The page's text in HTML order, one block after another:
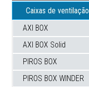
Caixas de ventilação
AXI BOX
AXI BOX Solid
PIROS BOX
PIROS BOX WINDER